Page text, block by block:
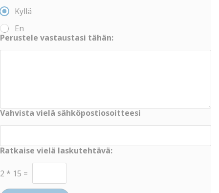
Kyllä
En
Perustele vastaustasi tähän:
Vahvista vielä sähköpostiosoitteesi
Ratkaise vielä laskutehtävä:
2 * 15 =